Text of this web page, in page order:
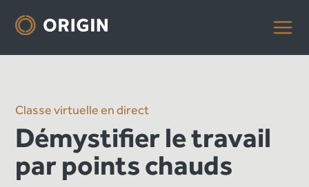
Classe virtuelle en direct
Démystifier le travail
par points chauds